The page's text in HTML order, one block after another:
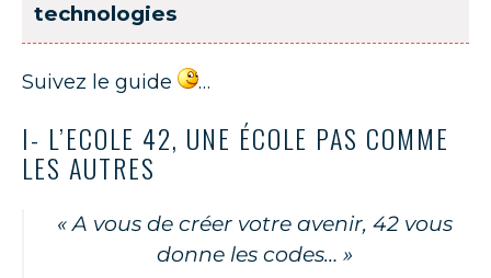
technologies
Suivez le guide …
I- L’ECOLE 42, UNE ÉCOLE PAS COMME
LES AUTRES
« A vous de créer votre avenir, 42 vous
donne les codes… »